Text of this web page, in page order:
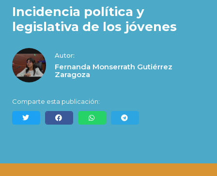
Incidencia política y
legislativa de los jóvenes
Autor:
Fernanda Monserrath Gutiérrez
Zaragoza
Comparte esta publicación: